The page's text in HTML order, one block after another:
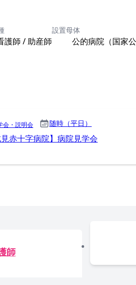
護師 / 助産師
設置母体
公的病院（国家
会・説明会 随時（平日）
見赤十字病院】病院見学会
師